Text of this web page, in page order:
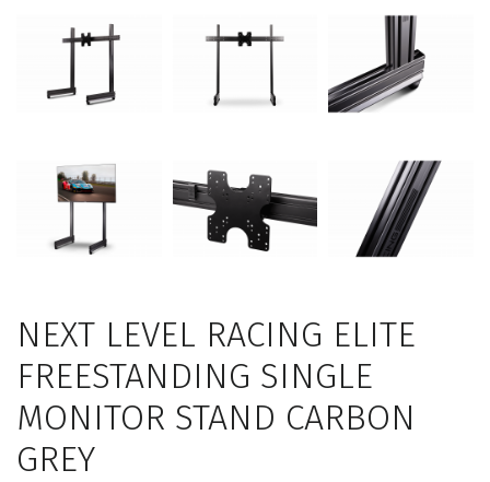
NEXT LEVEL RACING ELITE
FREESTANDING SINGLE
MONITOR STAND CARBON
GREY